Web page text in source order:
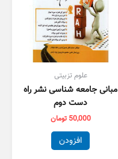
علوم تزبیتی
مبانی جامعه شناسی نشر راه
دست دوم
50,000 تومان
افزودن